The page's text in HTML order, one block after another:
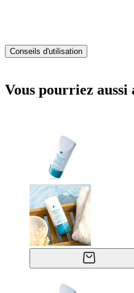
Conseils d'utilisation
Vous pourriez aussi